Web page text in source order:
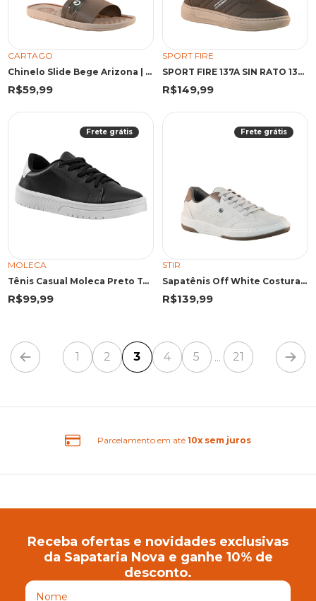
CARTAGO
Chinelo Slide Bege Arizona | Cartago
R$59,99
SPORT FIRE
SPORT FIRE 137A SIN RATO 137A RATO
R$149,99
Frete grátis
MOLECA
Tênis Casual Moleca Preto Textura Lisa
R$99,99
Frete grátis
STIR
Sapatênis Off White Costura Aparente | Stir
R$139,99
1 2 3 4 5 ... 21
Parcelamento em até10x sem juros
Receba ofertas e novidades exclusivas
da Sapataria Nova e ganhe 10% de
desconto.